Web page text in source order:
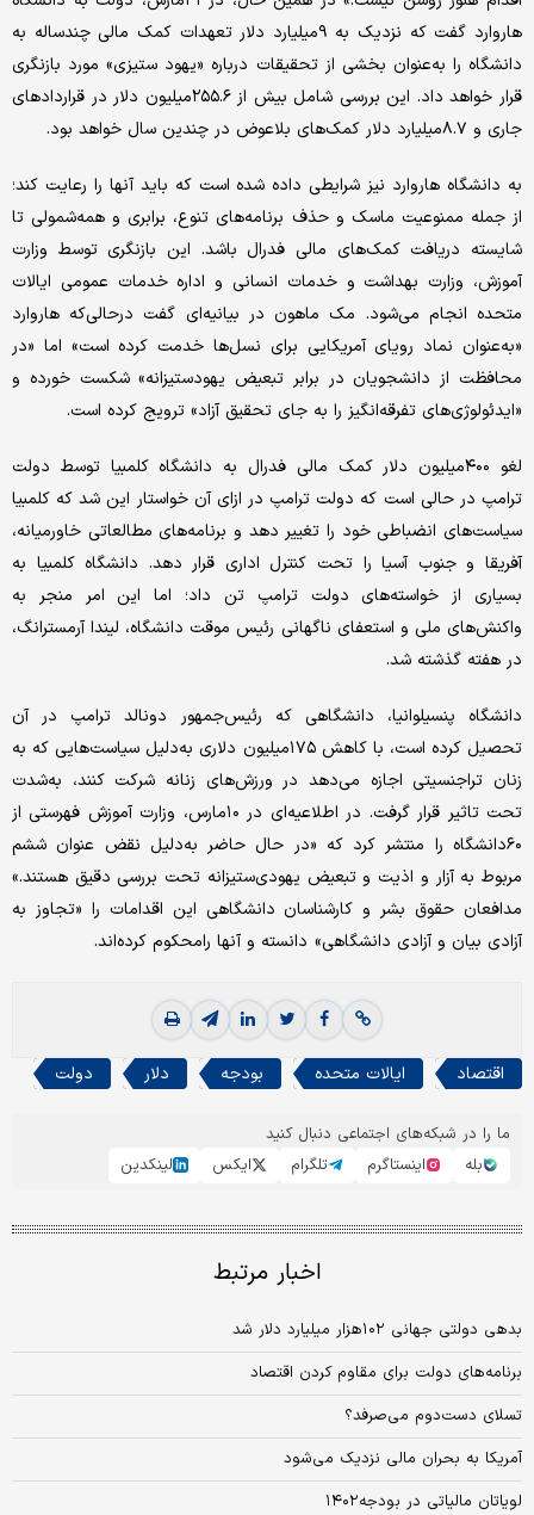
هاروارد گفت که نزدیک به ۹میلیارد دلار تعهدات کمک مالی چندساله به
دانشگاه را به‌عنوان بخشی از تحقیقات درباره «یهود ستیزی» مورد بازنگری
قرار خواهد داد. این بررسی شامل بیش از ۲۵۵.۶میلیون دلار در قراردادهای
جاری و ۸.۷میلیارد دلار کمک‌های بلاعوض در چندین سال خواهد بود.
به دانشگاه هاروارد نیز شرایطی داده شده است که باید آنها را رعایت کند؛
از جمله ممنوعیت ماسک و حذف برنامه‌های تنوع، برابری و همه‌شمولی تا
شایسته دریافت کمک‌های مالی فدرال باشد. این بازنگری توسط وزارت
آموزش، وزارت بهداشت و خدمات انسانی و اداره خدمات عمومی ایالات
متحده انجام می‌شود. مک ماهون در بیانیه‌ای گفت درحالی‌که هاروارد
«به‌عنوان نماد رویای آمریکایی برای نسل‌ها خدمت کرده است» اما «در
محافظت از دانشجویان در برابر تبعیض یهودستیزانه» شکست خورده و
«ایدئولوژی‌های تفرقه‌انگیز را به جای تحقیق آزاد» ترویج کرده است.
لغو ۴۰۰میلیون دلار کمک مالی فدرال به دانشگاه کلمبیا توسط دولت
ترامپ در حالی است که دولت ترامپ در ازای آن خواستار این شد که کلمبیا
سیاست‌های انضباطی خود را تغییر دهد و برنامه‌های مطالعاتی خاورمیانه،
آفریقا و جنوب آسیا را تحت کنترل اداری قرار دهد. دانشگاه کلمبیا به
بسیاری از خواسته‌های دولت ترامپ تن داد؛ اما این امر منجر به
واکنش‌های ملی و استعفای ناگهانی رئیس موقت دانشگاه، لیندا آرمسترانگ،
در هفته گذشته شد.
دانشگاه پنسیلوانیا، دانشگاهی که رئیس‌جمهور دونالد ترامپ در آن
تحصیل کرده است، با کاهش ۱۷۵میلیون دلاری به‌دلیل سیاست‌هایی که به
زنان تراجنسیتی اجازه می‌دهد در ورزش‌های زنانه شرکت کنند، به‌شدت
تحت تاثیر قرار گرفت. در اطلاعیه‌ای در ۱۰مارس، وزارت آموزش فهرستی از
۶۰دانشگاه را منتشر کرد که «در حال حاضر به‌دلیل نقض عنوان ششم
مربوط به آزار و اذیت و تبعیض یهودی‌ستیزانه تحت بررسی دقیق هستند.»
مدافعان حقوق بشر و کارشناسان دانشگاهی این اقدامات را «تجاوز به
آزادی بیان و آزادی دانشگاهی» دانسته و آنها رامحکوم کرده‌اند.
اقتصاد ایالات متحده بودجه دلار دولت
ما را در شبکه‌های اجتماعی دنبال کنید
بله
اینستاگرم تلگرام ایکس لینکدین
اخبار مرتبط
بدهی دولتی جهانی ۱۰۲هزار میلیارد دلار شد
برنامه‌های دولت برای مقاوم کردن اقتصاد
تسلای دست‌دوم می‌صرفد؟
آمریکا به بحران مالی نزدیک می‌شود
لویاتان مالیاتی در بودجه۱۴۰۲